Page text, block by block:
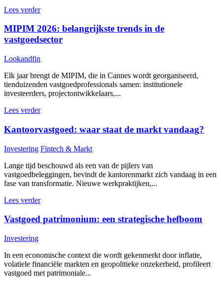
Lees verder
MIPIM 2026: belangrijkste trends in de
vastgoedsector
Lookandfin
Elk jaar brengt de MIPIM, die in Cannes wordt georganiseerd,
tienduizenden vastgoedprofessionals samen: institutionele
investeerders, projectontwikkelaars,...
Lees verder
Kantoorvastgoed: waar staat de markt vandaag?
Investering Fintech & Markt
Lange tijd beschouwd als een van de pijlers van
vastgoedbeleggingen, bevindt de kantorenmarkt zich vandaag in een
fase van transformatie. Nieuwe werkpraktijken,...
Lees verder
Vastgoed patrimonium: een strategische hefboom
Investering
In een economische context die wordt gekenmerkt door inflatie,
volatiele financiële markten en geopolitieke onzekerheid, profileert
vastgoed met patrimoniale...